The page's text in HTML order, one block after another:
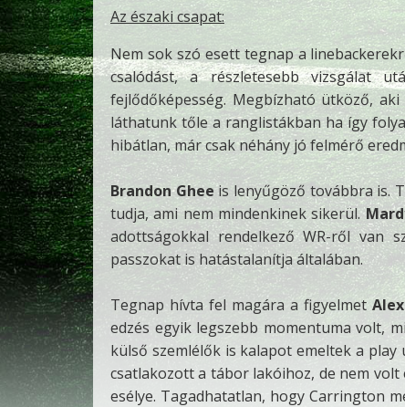
Az északi csapat:
Nem sok szó esett tegnap a
csalódást, a részletesebb vizsgálat
fejlődőképesség. Megbízható ütköző,
láthatunk tőle a ranglistákban ha így
hibátlan, már csak néhány jó felmérő
Brandon Gheeis lenyűgöző továbbra is.
tudja, ami nem mindenkinek sikerül.
adottságokkal rendelkező WR-ről van
passzokat is hatástalanítja általában.
Tegnap hívta fel magára a figyelmet
edzés egyik legszebb momentuma volt,
külső szemlélők is kalapot emeltek a play
csatlakozott a tábor lakóihoz, de nem
esélye. Tagadhatatlan, hogy Carrington